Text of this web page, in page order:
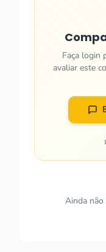
Faça login
avaliar este
Ainda